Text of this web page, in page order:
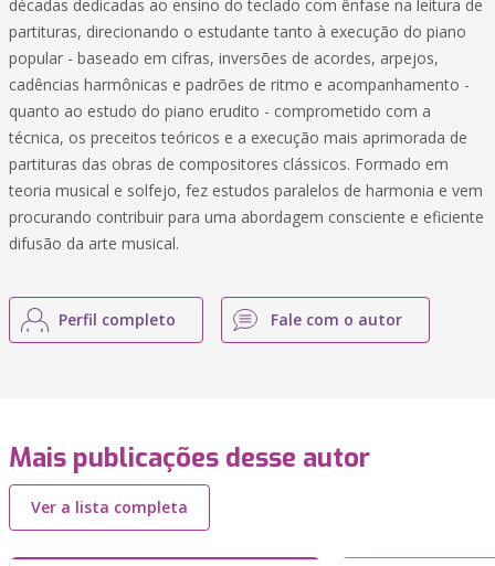
décadas dedicadas ao ensino do teclado com ênfase na leitura de
partituras, direcionando o estudante tanto à execução do piano
popular - baseado em cifras, inversões de acordes, arpejos,
cadências harmônicas e padrões de ritmo e acompanhamento -
quanto ao estudo do piano erudito - comprometido com a
técnica, os preceitos teóricos e a execução mais aprimorada de
partituras das obras de compositores clássicos. Formado em
teoria musical e solfejo, fez estudos paralelos de harmonia e vem
procurando contribuir para uma abordagem consciente e eficiente
difusão da arte musical.
Perfil completo Fale com o autor
Mais publicações desse autor
Ver a lista completa